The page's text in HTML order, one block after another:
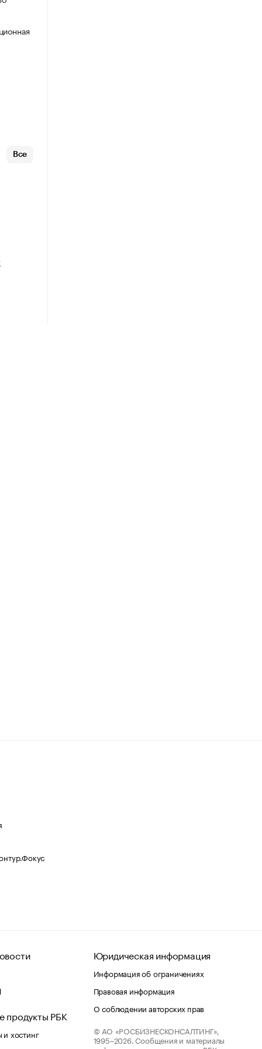
Все
продукты РБК
хостинг
Юридическая информация
Информация об ограничениях
Правовая информация
О соблюдении авторских прав
© АО «РОСБИЗНЕСКОНСАЛТИНГ»,
1995–2026. Сообщения и материалы